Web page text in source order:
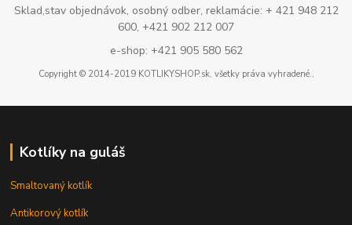
Sklad,stav objednávok, osobný odber, reklamácie: + 421 948 212
600, +421 902 212 007
e-shop: +421 905 580 562
Copyright © 2014-2019 KOTLIKYSHOP.sk, všetky práva vyhradené..
Kotlíky na guláš
Smaltovaný kotlík
Antikorový kotlík